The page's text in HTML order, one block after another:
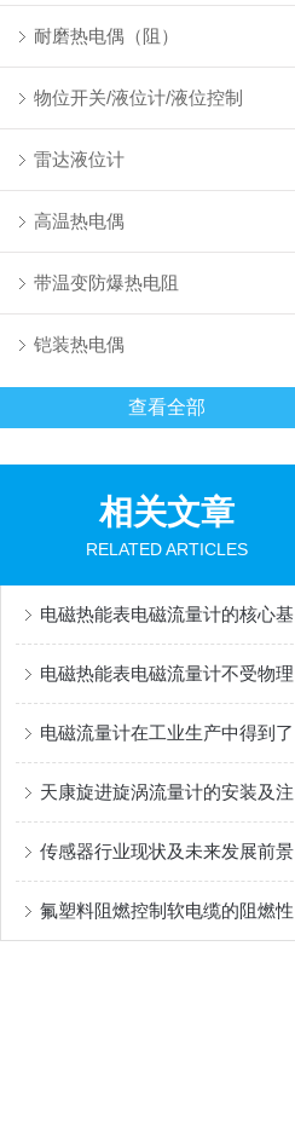
耐磨热电偶（阻）
物位开关/液位计/液位控制
雷达液位计
高温热电偶
带温变防爆热电阻
铠装热电偶
查看全部
相关文章
RELATED ARTICLES
传感器行业现状及未来发展前景